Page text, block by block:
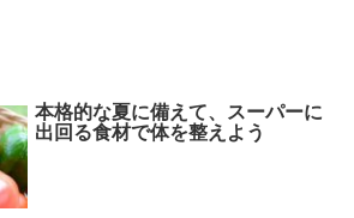
本格的な夏に備えて、スーパーに
出回る食材で体を整えよう